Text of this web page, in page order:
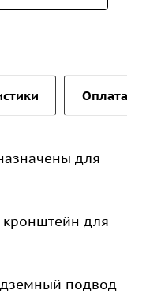
Оплата и
для
кронштейн для
подвод